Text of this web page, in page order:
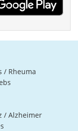
/ Rheuma
/ Alzheimer